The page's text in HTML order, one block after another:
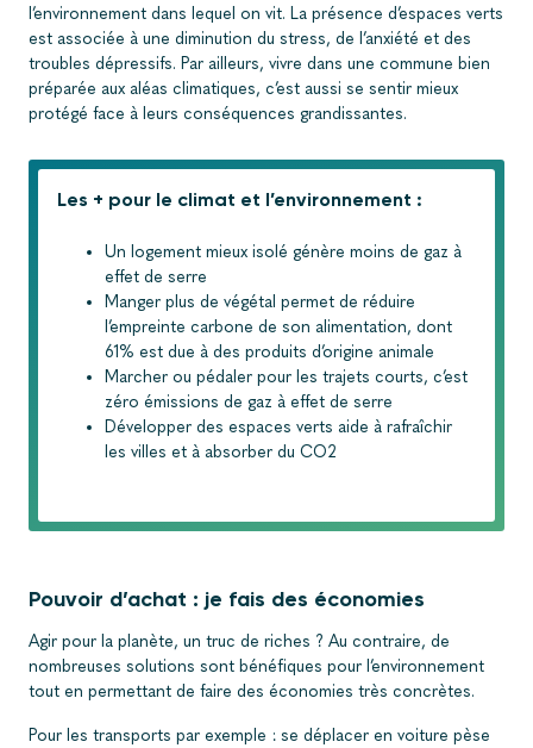
l’environnement dans lequel on vit. La présence d’espaces verts
est associée à une diminution du stress, de l’anxiété et des
troubles dépressifs. Par ailleurs, vivre dans une commune bien
préparée aux aléas climatiques, c’est aussi se sentir mieux
protégé face à leurs conséquences grandissantes.
Les + pour le climat et l’environnement :
Un logement mieux isolé génère moins de gaz à
effet de serre
Manger plus de végétal permet de réduire
l’empreinte carbone de son alimentation, dont
61% est due à des produits d’origine animale
Marcher ou pédaler pour les trajets courts, c’est
zéro émissions de gaz à effet de serre
Développer des espaces verts aide à rafraîchir
les villes et à absorber du CO2
Pouvoir d’achat : je fais des économies
Agir pour la planète, un truc de riches ? Au contraire, de
nombreuses solutions sont bénéfiques pour l’environnement
tout en permettant de faire des économies très concrètes.
Pour les transports par exemple : se déplacer en voiture pèse